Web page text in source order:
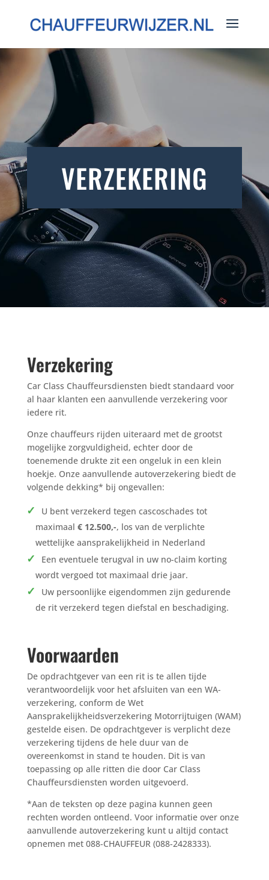
VERZEKERING
Verzekering
Car Class Chauffeursdiensten biedt standaard voor
al haar klanten een aanvullende verzekering voor
iedere rit.
Onze chauffeurs rijden uiteraard met de grootst
mogelijke zorgvuldigheid, echter door de
toenemende drukte zit een ongeluk in een klein
hoekje. Onze aanvullende autoverzekering biedt de
volgende dekking* bij ongevallen:
U bent verzekerd tegen cascoschades tot
maximaal € 12.500,-, los van de verplichte
wettelijke aansprakelijkheid in Nederland
Een eventuele terugval in uw no-claim korting
wordt vergoed tot maximaal drie jaar.
Uw persoonlijke eigendommen zijn gedurende
de rit verzekerd tegen diefstal en beschadiging.
Voorwaarden
De opdrachtgever van een rit is te allen tijde
verantwoordelijk voor het afsluiten van een WA-
verzekering, conform de Wet
Aansprakelijkheidsverzekering Motorrijtuigen (WAM)
gestelde eisen. De opdrachtgever is verplicht deze
verzekering tijdens de hele duur van de
overeenkomst in stand te houden. Dit is van
toepassing op alle ritten die door Car Class
Chauffeursdiensten worden uitgevoerd.
*Aan de teksten op deze pagina kunnen geen
rechten worden ontleend. Voor informatie over onze
aanvullende autoverzekering kunt u altijd contact
opnemen met 088-CHAUFFEUR (088-2428333).